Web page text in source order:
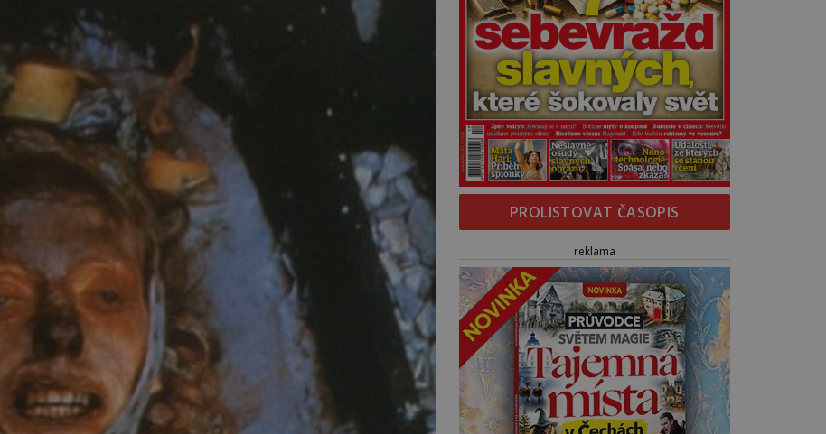
PROLISTOVAT ČASOPIS
reklama